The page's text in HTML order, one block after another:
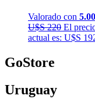
Valorado con 5.00
U$S220 El
actual es: U$S
GoStore
Uruguay